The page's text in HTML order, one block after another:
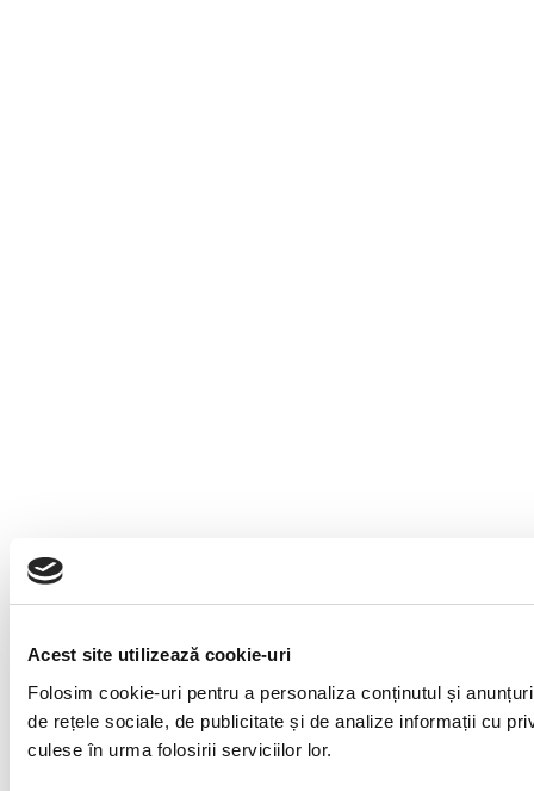
Acest site utilizează cookie-uri
Folosim cookie-uri pentru a personaliza conținutul și
de rețele sociale, de publicitate și de analize informații cu
culese în urma folosirii serviciilor lor.